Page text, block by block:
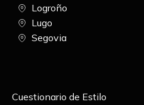
Logroño
Lugo
Segovia
Cuestionario de Estilo